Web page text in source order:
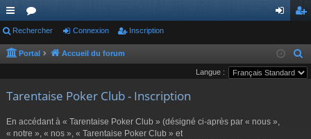
ac
co
ci
or
u
s
ne
xi
cri
pti
Rechercher Connexion Inscription
Portal Accueil du forum
e
Langue :
Tarentaise Poker Club - Inscription
En accédant à « Tarentaise Poker Club » (désigné ci-après par « nous »,
« notre », « nos », « Tarentaise Poker Club » et